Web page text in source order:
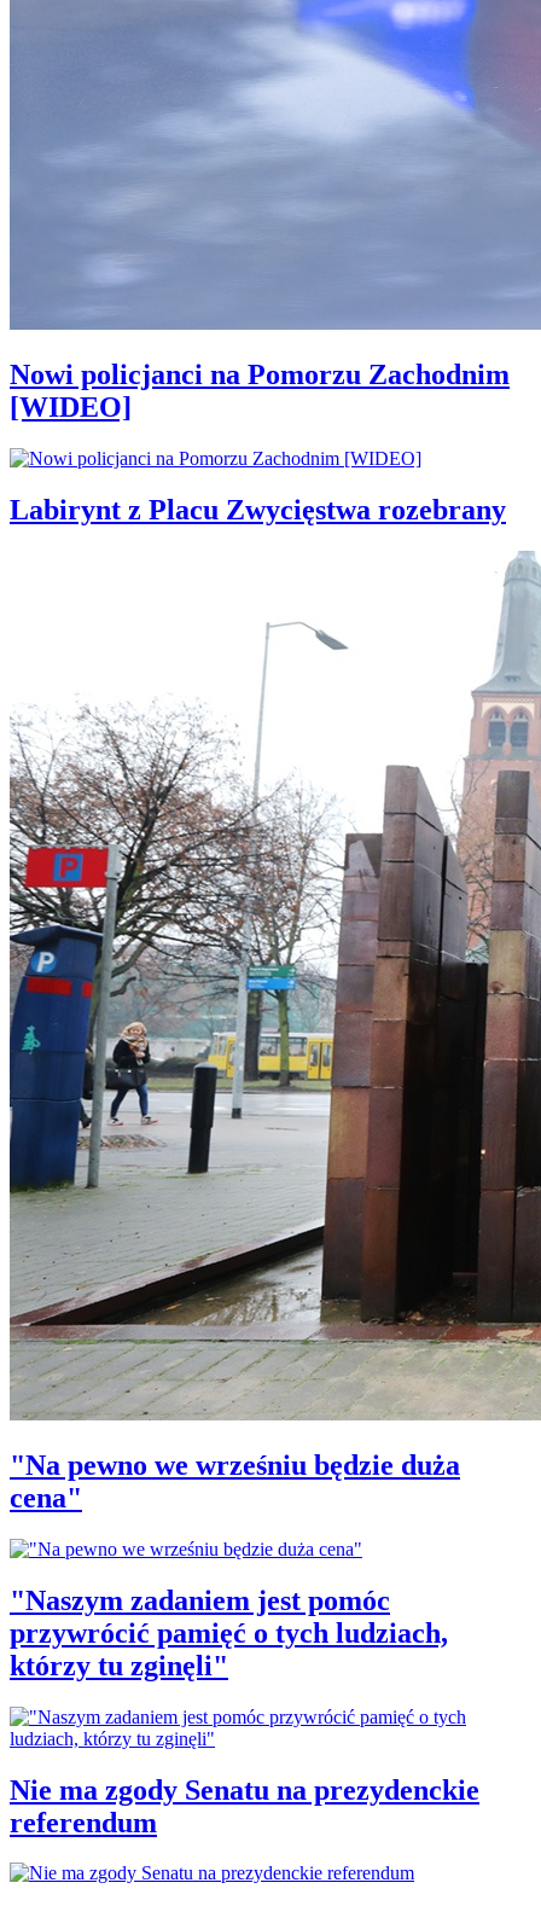
Nowi policjanci na Pomorzu Zachodnim
[WIDEO]
Labirynt z Placu Zwycięstwa rozebrany
"Na pewno we wrześniu będzie duża
cena"
"Naszym zadaniem jest pomóc
przywrócić pamięć o tych ludziach,
którzy tu zginęli"
Nie ma zgody Senatu na prezydenckie
referendum